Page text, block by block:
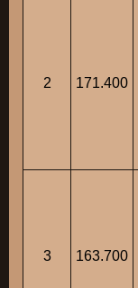
2 171.400
3 163.700